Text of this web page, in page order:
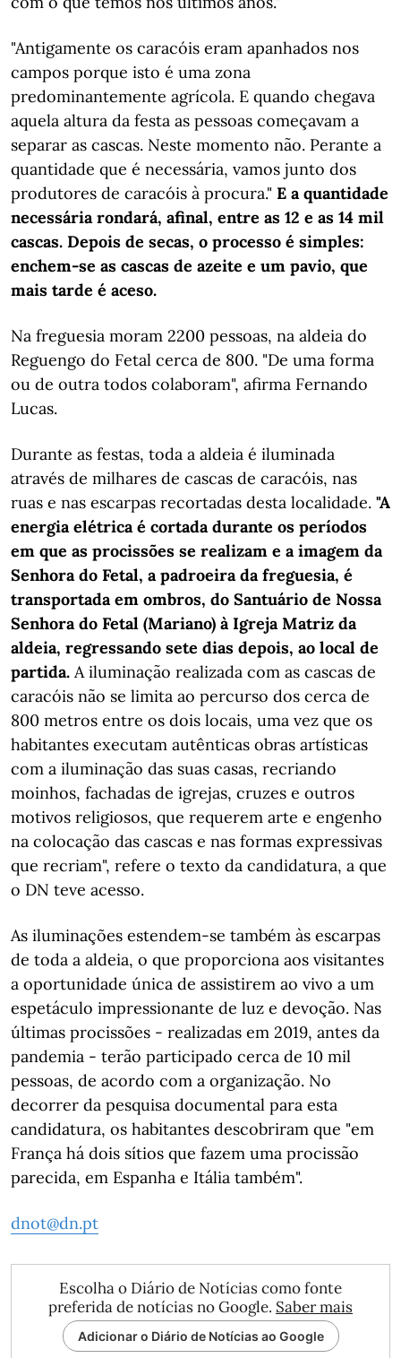
"Antigamente os caracóis eram apanhados nos
campos porque isto é uma zona
predominantemente agrícola. E quando chegava
aquela altura da festa as pessoas começavam a
separar as cascas. Neste momento não. Perante a
quantidade que é necessária, vamos junto dos
produtores de caracóis à procura." E a quantidade
necessária rondará, afinal, entre as 12 e as 14 mil
cascas. Depois de secas, o processo é simples:
enchem-se as cascas de azeite e um pavio, que
mais tarde é aceso.
Na freguesia moram 2200 pessoas, na aldeia do
Reguengo do Fetal cerca de 800. "De uma forma
ou de outra todos colaboram", afirma Fernando
Lucas.
Durante as festas, toda a aldeia é iluminada
através de milhares de cascas de caracóis, nas
ruas e nas escarpas recortadas desta localidade. "A
energia elétrica é cortada durante os períodos
em que as procissões se realizam e a imagem da
Senhora do Fetal, a padroeira da freguesia, é
transportada em ombros, do Santuário de Nossa
Senhora do Fetal (Mariano) à Igreja Matriz da
aldeia, regressando sete dias depois, ao local de
partida. A iluminação realizada com as cascas de
caracóis não se limita ao percurso dos cerca de
800 metros entre os dois locais, uma vez que os
habitantes executam autênticas obras artísticas
com a iluminação das suas casas, recriando
moinhos, fachadas de igrejas, cruzes e outros
motivos religiosos, que requerem arte e engenho
na colocação das cascas e nas formas expressivas
que recriam", refere o texto da candidatura, a que
o DN teve acesso.
As iluminações estendem-se também às escarpas
de toda a aldeia, o que proporciona aos visitantes
a oportunidade única de assistirem ao vivo a um
espetáculo impressionante de luz e devoção. Nas
últimas procissões - realizadas em 2019, antes da
pandemia - terão participado cerca de 10 mil
pessoas, de acordo com a organização. No
decorrer da pesquisa documental para esta
candidatura, os habitantes descobriram que "em
França há dois sítios que fazem uma procissão
parecida, em Espanha e Itália também".
dnot@dn.pt
Escolha o Diário de Notícias como fonte
preferida de notícias no Google. Saber mais
Adicionar o Diário de Notícias ao Google